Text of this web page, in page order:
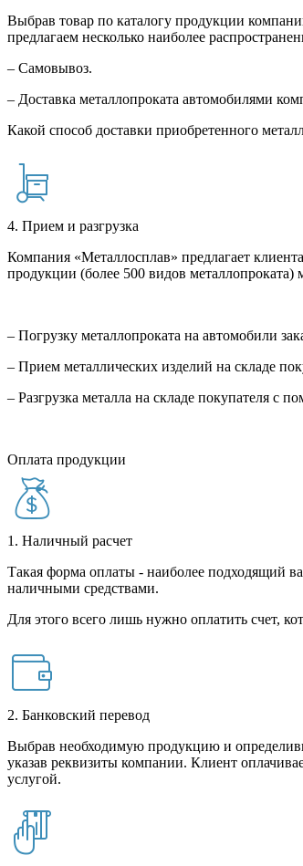
Выбрав товар по каталогу продукции
предлагаем несколько наиболее
– Самовывоз.
– Доставка металлопроката автомобилями
Какой способ доставки приобретенного
4. Прием и разгрузка
Компания «Металлосплав» предлагает
продукции (более 500 видов
– Погрузку металлопроката на автомобили
– Прием металлических изделий на складе
– Разгрузка металла на складе покупателя с
Оплата продукции
1. Наличный расчет
Такая форма оплаты - наиболее подходящий
наличными средствами.
Для этого всего лишь нужно оплатить счет,
2. Банковский перевод
Выбрав необходимую продукцию и
указав реквизиты компании. Клиент
услугой.